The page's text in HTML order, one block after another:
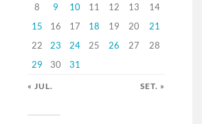
8
9 10 11 12 13
14
15
16 17 18 19 20
21
22
23 24 25 26 27
28
29
30 31
« JUL. SET. »